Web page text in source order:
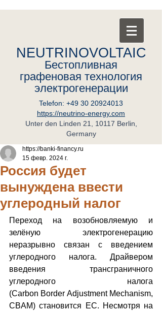
NEUTRINOVOLTAIC
Бестопливная
графеновая технология
электрогенерации
Telefon: +49 30 20924013
https://neutrino-energy.com
Unter den Linden 21, 10117 Berlin,
Germany
Россия будет
вынуждена ввести
углеродный налог
https://banki-financy.ru
15 февр. 2024 г.
Переход на возобновляемую и
зелёную электрогенерацию
неразрывно связан с введением
углеродного налога. Драйвером
введения трансграничного
углеродного налога
(Carbon Border Adjustment Mechanism,
CBAM) становится ЕС. Несмотря на